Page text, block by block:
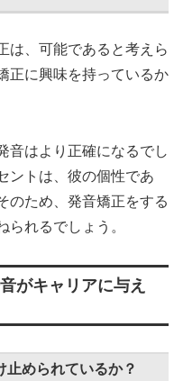
は、可能であると考えら
正に興味を持っているか
音はより正確になるでし
ントは、彼の個性であ
のため、発音矯正をする
れるでしょう。
がキャリアに与え
止められているか？